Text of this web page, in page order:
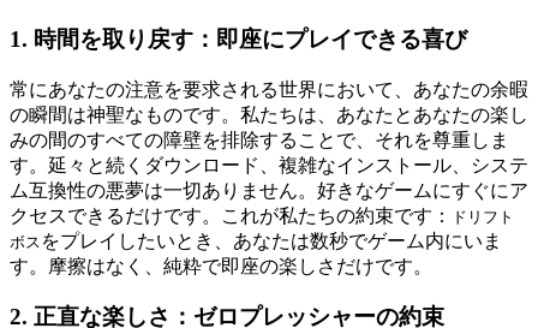
1. 時間を取り戻す：即座にプレイできる喜び
常にあなたの注意を要求される世界において、あなたの余暇
の瞬間は神聖なものです。私たちは、あなたとあなたの楽し
みの間のすべての障壁を排除することで、それを尊重しま
す。延々と続くダウンロード、複雑なインストール、システ
ム互換性の悪夢は一切ありません。好きなゲームにすぐにア
クセスできるだけです。これが私たちの約束です：
ドリフト
ボス をプレイしたいとき、あなたは数秒でゲーム内にいま
す。摩擦はなく、純粋で即座の楽しさだけです。
2. 正直な楽しさ：ゼロプレッシャーの約束